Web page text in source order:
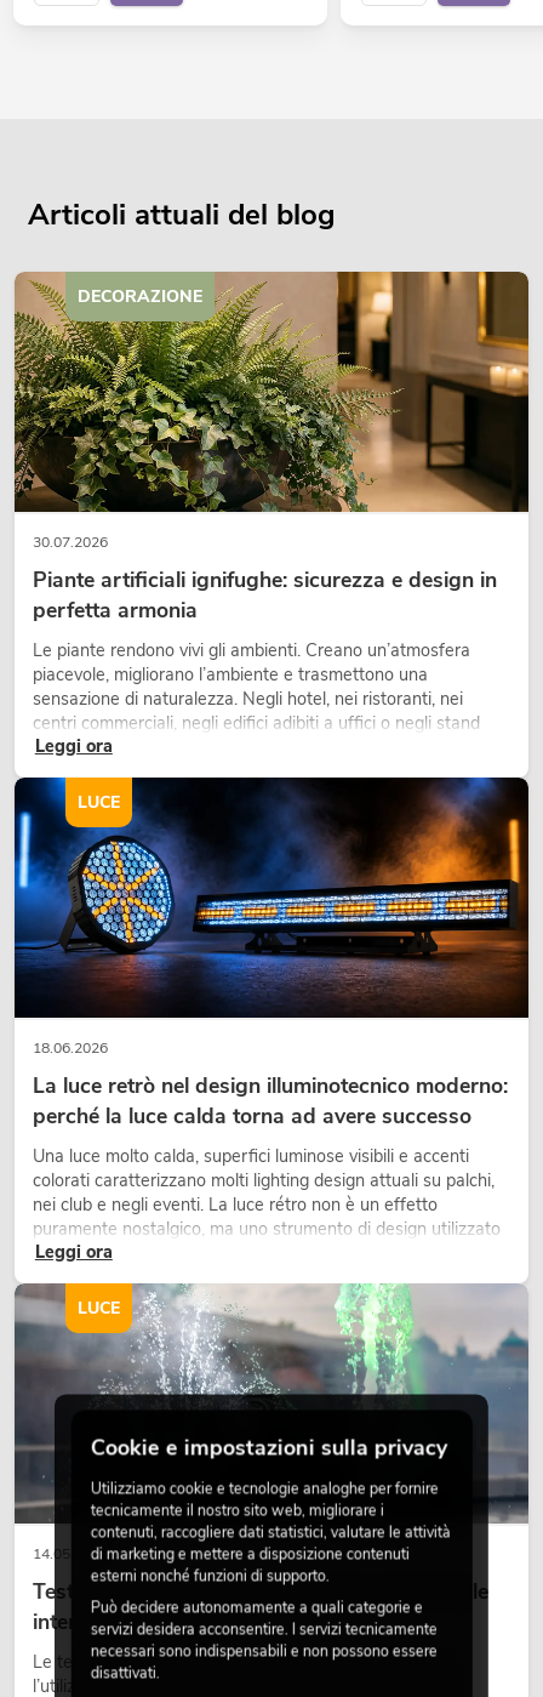
Articoli attuali del blog
30.07.2026
Piante artificiali ignifughe: sicurezza e design in
perfetta armonia
Le piante rendono vivi gli ambienti. Creano un’atmosfera
piacevole, migliorano l’ambiente e trasmettono una
sensazione di naturalezza. Negli hotel, nei ristoranti, nei
centri commerciali, negli edifici adibiti a uffici o negli stand
fieristici, una vegetazione di alta qualità è ormai parte
Leggi ora
DECORAZIONE
18.06.2026
La luce retrò nel design illuminotecnico moderno:
perché la luce calda torna ad avere successo
Una luce molto calda, superfici luminose visibili e accenti
colorati caratterizzano molti lighting design attuali su palchi,
nei club e negli eventi. La luce rétro non è un effetto
puramente nostalgico, ma uno strumento di design utilizzato
in modo consapevole: crea atmosfera, dona carattere alle
Leggi ora
LUCE
14.05.2026
Teste mobili outdoor: teste mobili resistenti alle
intemperie per eventi
Le teste mobili outdoor sono proiettori motorizzati per
l’utilizzo all’aperto. Vengono impiegate in festival, feste
LUCE
Cookie e impostazioni sulla privacy
Utilizziamo cookie e tecnologie analoghe per fornire
tecnicamente il nostro sito web, migliorare i
contenuti, raccogliere dati statistici, valutare le attività
di marketing e mettere a disposizione contenuti
esterni nonché funzioni di supporto.
Può decidere autonomamente a quali categorie e
servizi desidera acconsentire. I servizi tecnicamente
necessari sono indispensabili e non possono essere
disattivati.